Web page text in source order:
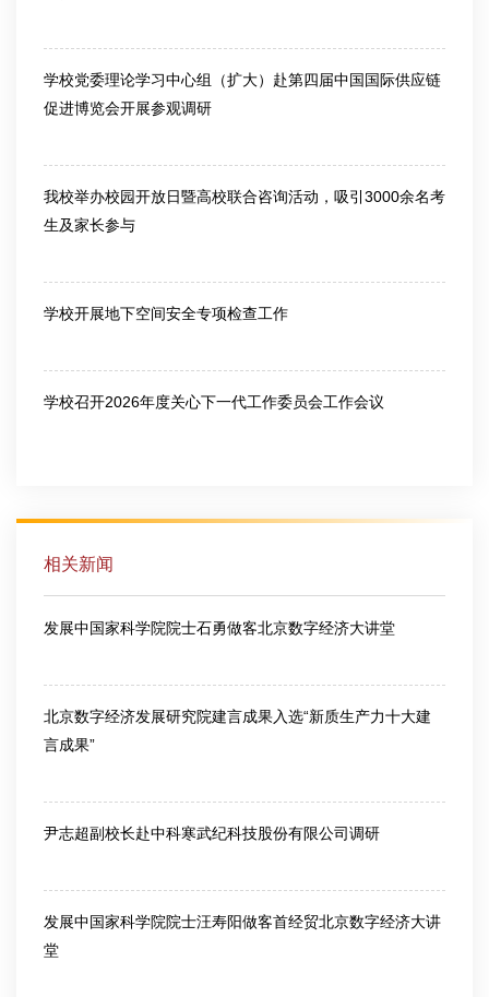
学校党委理论学习中心组（扩大）赴第四届中国国际供应链
促进博览会开展参观调研
我校举办校园开放日暨高校联合咨询活动，吸引3000余名考
生及家长参与
学校开展地下空间安全专项检查工作
学校召开2026年度关心下一代工作委员会工作会议
相关新闻
发展中国家科学院院士石勇做客北京数字经济大讲堂
北京数字经济发展研究院建言成果入选“新质生产力十大建
言成果”
尹志超副校长赴中科寒武纪科技股份有限公司调研
发展中国家科学院院士汪寿阳做客首经贸北京数字经济大讲
堂